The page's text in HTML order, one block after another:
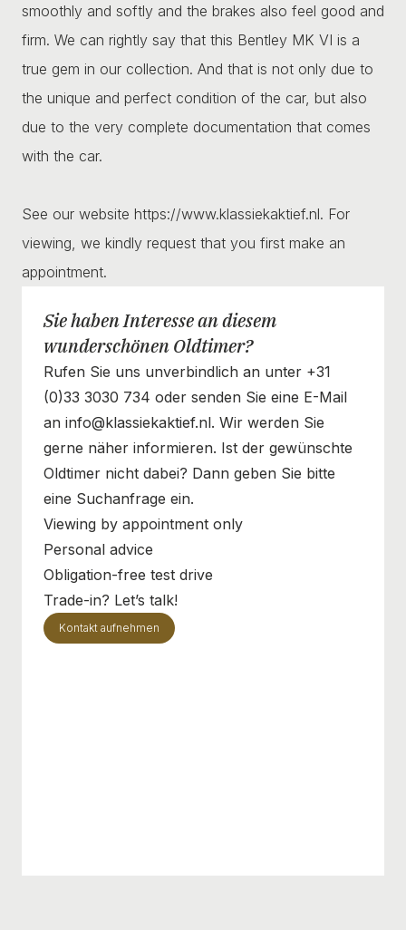
smoothly and softly and the brakes also feel good and
firm. We can rightly say that this Bentley MK VI is a
true gem in our collection. And that is not only due to
the unique and perfect condition of the car, but also
due to the very complete documentation that comes
with the car.
See our website https://www.klassiekaktief.nl. For
viewing, we kindly request that you first make an
appointment.
Sie haben Interesse an diesem
wunderschönen Oldtimer?
Rufen Sie uns unverbindlich an unter +31
(0)33 3030 734 oder senden Sie eine E-Mail
an info@klassiekaktief.nl. Wir werden Sie
gerne näher informieren. Ist der gewünschte
Oldtimer nicht dabei? Dann geben Sie bitte
eine Suchanfrage ein.
Viewing by appointment only
Personal advice
Obligation-free test drive
Trade-in? Let’s talk!
Kontakt aufnehmen